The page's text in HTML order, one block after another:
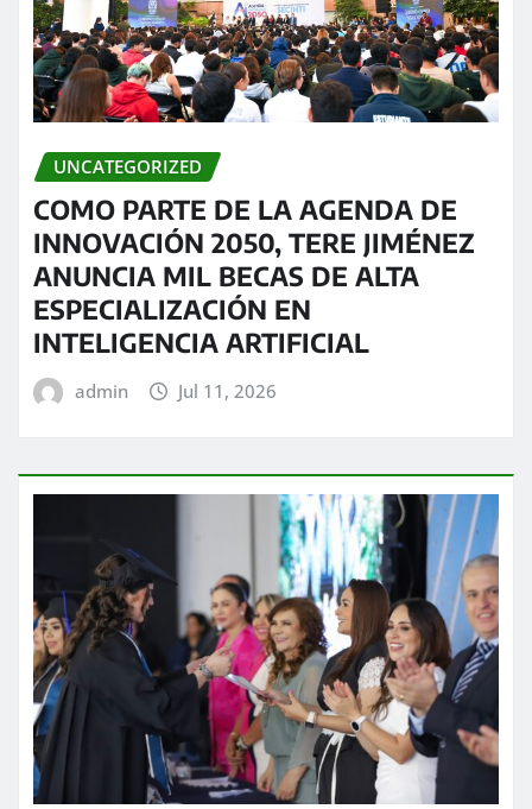
UNCATEGORIZED
COMO PARTE DE LA AGENDA DE
INNOVACIÓN 2050, TERE JIMÉNEZ
ANUNCIA MIL BECAS DE ALTA
ESPECIALIZACIÓN EN
INTELIGENCIA ARTIFICIAL
admin Jul 11, 2026